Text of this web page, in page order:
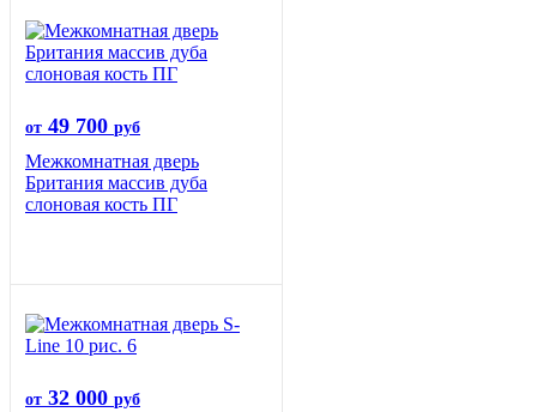
от 49 700 руб
Межкомнатная дверь
Британия массив дуба
слоновая кость ПГ
от 32 000 руб